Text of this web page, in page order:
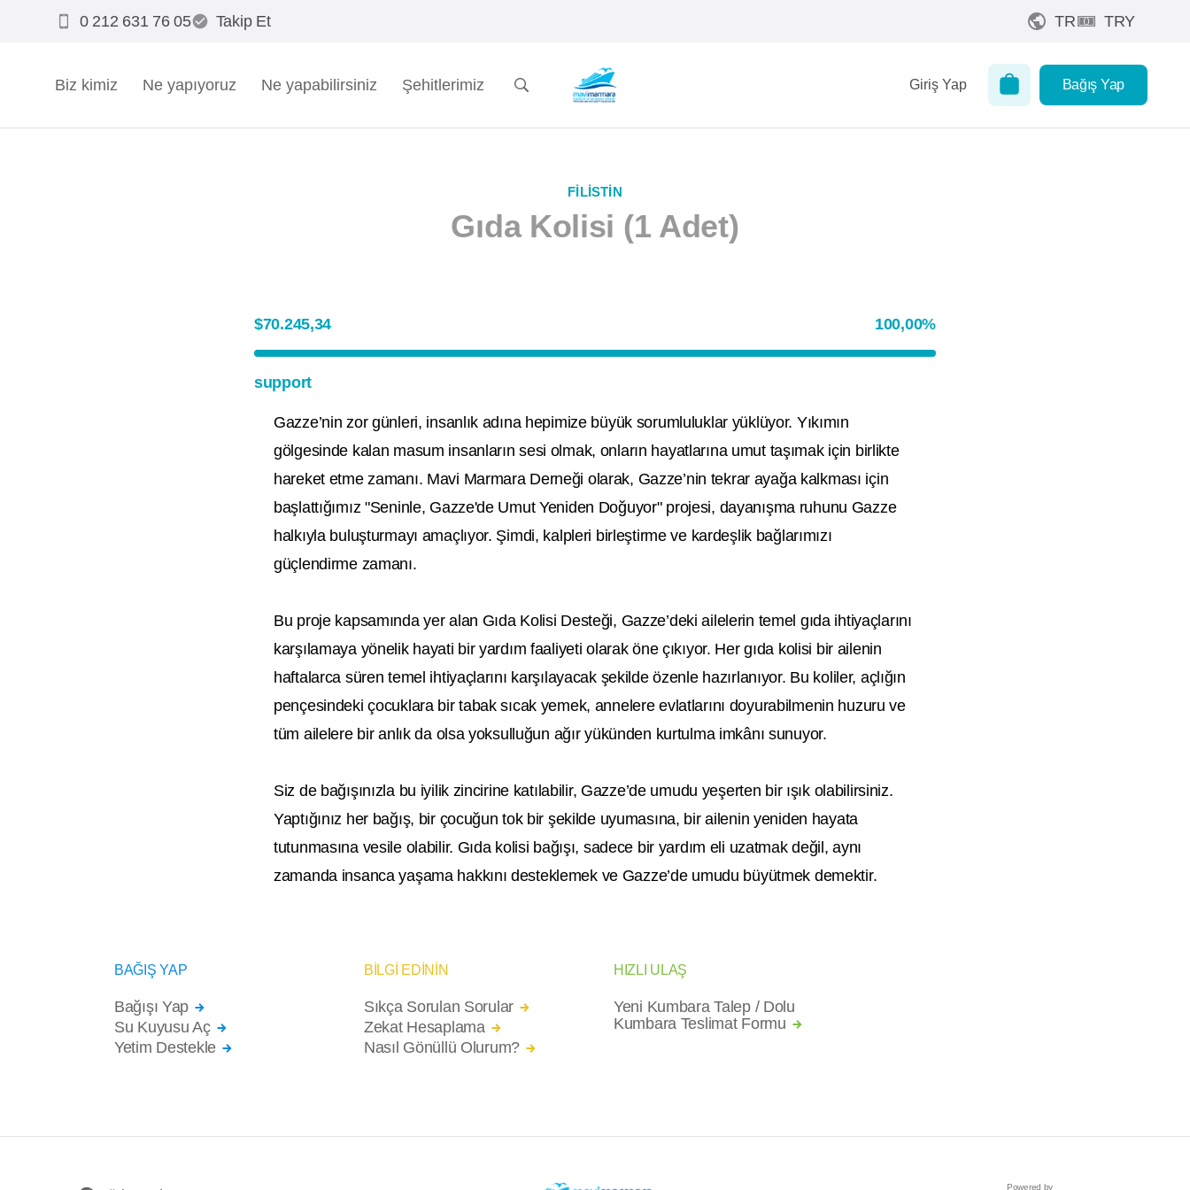
0 212 631 76 05 Takip Et TR TRY
Biz kimiz Ne yapıyoruz Ne yapabilirsiniz Şehitlerimiz Giriş Yap Bağış Yap
FILISTIN
Gıda Kolisi (1 Adet)
$70.245,34 100,00%
support
Gazze’nin zor günleri, insanlık adına hepimize büyük sorumluluklar yüklüyor. Yıkımın
gölgesinde kalan masum insanların sesi olmak, onların hayatlarına umut taşımak için birlikte
hareket etme zamanı. Mavi Marmara Derneği olarak, Gazze’nin tekrar ayağa kalkması için
başlattığımız "Seninle, Gazze'de Umut Yeniden Doğuyor" projesi, dayanışma ruhunu Gazze
halkıyla buluşturmayı amaçlıyor. Şimdi, kalpleri birleştirme ve kardeşlik bağlarımızı
güçlendirme zamanı.
Bu proje kapsamında yer alan Gıda Kolisi Desteği, Gazze’deki ailelerin temel gıda ihtiyaçlarını
karşılamaya yönelik hayati bir yardım faaliyeti olarak öne çıkıyor. Her gıda kolisi bir ailenin
haftalarca süren temel ihtiyaçlarını karşılayacak şekilde özenle hazırlanıyor. Bu koliler, açlığın
pençesindeki çocuklara bir tabak sıcak yemek, annelere evlatlarını doyurabilmenin huzuru ve
tüm ailelere bir anlık da olsa yoksulluğun ağır yükünden kurtulma imkânı sunuyor.
Siz de bağışınızla bu iyilik zincirine katılabilir, Gazze’de umudu yeşerten bir ışık olabilirsiniz.
Yaptığınız her bağış, bir çocuğun tok bir şekilde uyumasına, bir ailenin yeniden hayata
tutunmasına vesile olabilir. Gıda kolisi bağışı, sadece bir yardım eli uzatmak değil, aynı
zamanda insanca yaşama hakkını desteklemek ve Gazze’de umudu büyütmek demektir.
BAĞIŞ YAP
Bağışı Yap
Su Kuyusu Aç
Yetim Destekle
BİLGİ EDİNİN
Sıkça Sorulan Sorular
Zekat Hesaplama
Nasıl Gönüllü Olurum?
HIZLI ULAŞ
Yeni Kumbara Talep / Dolu
Kumbara Teslimat Formu
Powered by